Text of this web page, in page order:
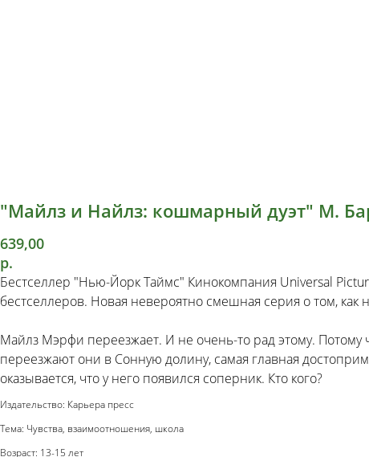
"Майлз и Найлз: кошмарный дуэт" М.
639,00
р.
Бестселлер "Нью-Йорк Таймс" Кинокомпания Universal
бестселлеров. Новая невероятно смешная серия о том,
Майлз Мэрфи переезжает. И не очень-то рад этому.
переезжают они в Сонную долину, самая главная
оказывается, что у него появился соперник. Кто кого?
Издательство: Карьера пресс
Тема: Чувства, взаимоотношения, школа
Возраст: 13-15 лет